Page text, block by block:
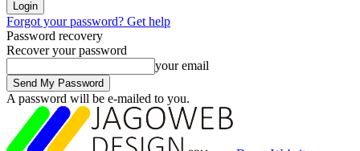
Forgot your password? Get help
Password recovery
Recover your password
your email
A password will be e-mailed to you.